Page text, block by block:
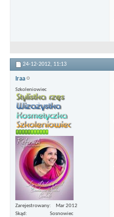
24-12-2012, 11:13
Iraa
Szkoleniowiec
Zarejestrowany
Mar 2012
Skąd
Sosnowiec